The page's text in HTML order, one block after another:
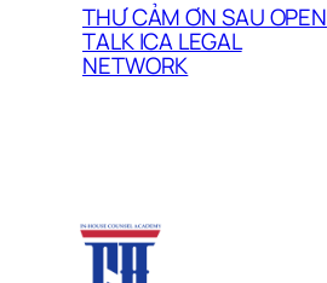
THƯ CẢM ƠN SAU OPEN
TALK ICA LEGAL
NETWORK